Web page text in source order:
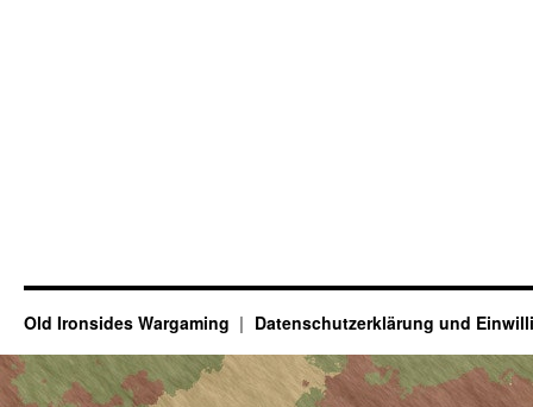
Old Ironsides Wargaming Datenschutzerklärung und